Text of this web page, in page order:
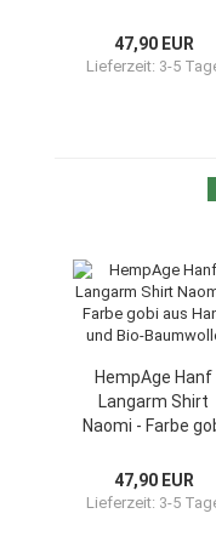
Baumwolle
47,90 EUR
Lieferzeit: 3-5
HempAge Hanf
Langarm Shirt
Naomi - Farbe
Baumwolle
47,90 EUR
Lieferzeit: 3-5